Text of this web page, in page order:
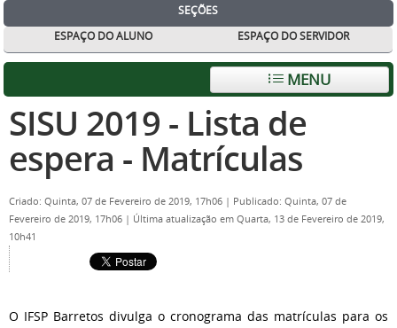
SEÇÕES
ESPAÇO DO ALUNO
ESPAÇO DO SERVIDOR
MENU
SISU 2019 - Lista de
espera - Matrículas
Criado: Quinta, 07 de Fevereiro de 2019, 17h06 | Publicado: Quinta, 07 de
Fevereiro de 2019, 17h06 | Última atualização em Quarta, 13 de Fevereiro de 2019,
10h41
O IFSP Barretos divulga o cronograma das matrículas para os